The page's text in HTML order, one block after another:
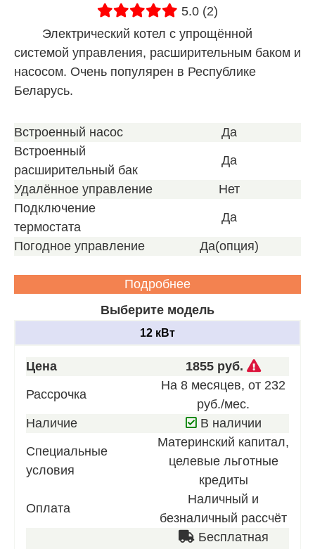
5.0 (2)
Электрический котел с упрощённой
системой управления, расширительным баком и
насосом. Очень популярен в Республике
Беларусь.
Встроенный насос
Да
Встроенный
расширительный бак
Да
Удалённое управление
Нет
Подключение
термостата
Да
Погодное управление Да(опция)
Подробнее
Выберите модель
12 кВт
Цена 1855 руб.
Звоните
для
нашего
лучшего
Рассрочка
На 8 месяцев, от 232
руб./мес.
Наличие
В наличии
Специальные
условия
Материнский капитал,
целевые льготные
кредиты
Оплата
Наличный и
безналичный рассчёт
Бесплатная